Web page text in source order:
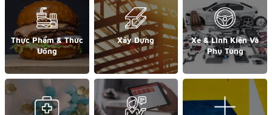
Thực Phẩm & Thức
Uống
Xây Dựng
Xe & Linh Kiện Và
Phụ Tùng